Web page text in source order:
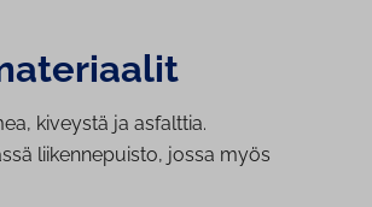
kiveystä ja asfalttia.
lii­ken­ne­puis­to, jossa myös